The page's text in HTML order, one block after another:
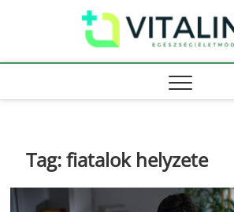
Tag:fiatalok helyzete